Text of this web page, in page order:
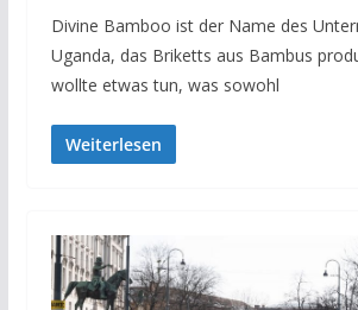
Divine Bamboo ist der Name des
Uganda, das Briketts aus Bambus
wollte etwas tun, was sowohl
Weiterlesen